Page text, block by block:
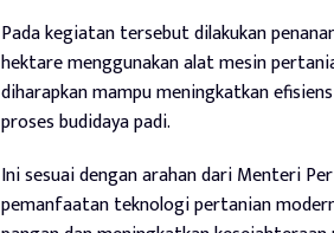
Pada kegiatan tersebut dilakukan
hektare menggunakan alat mesin
diharapkan mampu meningkatkan
proses budidaya padi.
Ini sesuai dengan arahan dari Menteri
pemanfaatan teknologi pertanian